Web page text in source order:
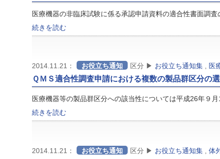
医療機器の非臨床試験に係る承認申請資料の適合性書面調
続きを読む
2014.11.21： お役立ち通知 区分 ▶ お役立ち通知集 医
ＱＭＳ適合性調査申請における複数の製品群区分の
医療機器等の製品群区分への該当性については平成26年９
続きを読む
2014.11.21： お役立ち通知 区分 ▶ お役立ち通知集 体